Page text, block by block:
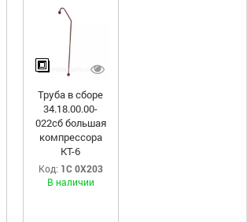
Труба в сборе
34.18.00.00-
022сб большая
компрессора
КТ-6
Код: 1С 0Х203
В наличии